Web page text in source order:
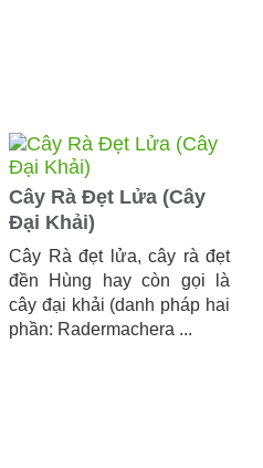
Cây Rà Đẹt Lửa (Cây
Đại Khải)
Cây Rà đẹt lửa, cây rà đẹt
đền Hùng hay còn gọi là
cây đại khải (danh pháp hai
phần: Radermachera ...